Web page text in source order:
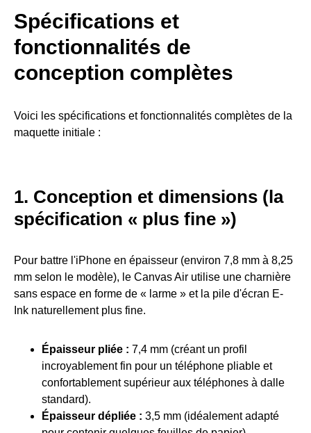
Spécifications et
fonctionnalités de
conception complètes
Voici les spécifications et fonctionnalités complètes de la
maquette initiale :
1. Conception et dimensions (la
spécification « plus fine »)
Pour battre l'iPhone en épaisseur (environ 7,8 mm à 8,25
mm selon le modèle), le Canvas Air utilise une charnière
sans espace en forme de « larme » et la pile d'écran E-
Ink naturellement plus fine.
Épaisseur pliée : 7,4 mm (créant un profil
incroyablement fin pour un téléphone pliable et
confortablement supérieur aux téléphones à dalle
standard).
Épaisseur dépliée : 3,5 mm (idéalement adapté